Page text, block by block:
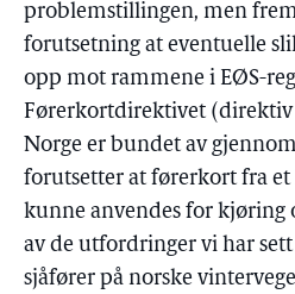
problemstillingen, men
forutsetning at eventuelle
opp mot rammene i EØS-
Førerkortdirektivet (direktiv
Norge er bundet av
forutsetter at førerkort fra et
kunne anvendes for kjøring
av de utfordringer vi har
sjåfører på norske